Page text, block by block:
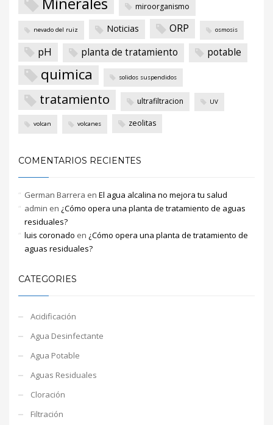
miroorganismo
nevado del ruiz Noticias ORP osmosis
pH planta de tratamiento potable
quimica solidos suspendidos
tratamiento ultrafiltracion UV
volcan volcanes zeolitas
COMENTARIOS RECIENTES
German Barrera en El agua alcalina no mejora tu salud
admin en ¿Cómo opera una planta de tratamiento de aguas
residuales?
luis coronado en ¿Cómo opera una planta de tratamiento de
aguas residuales?
CATEGORIES
Acidificación
Agua Desinfectante
Agua Potable
Aguas Residuales
Cloración
Filtración